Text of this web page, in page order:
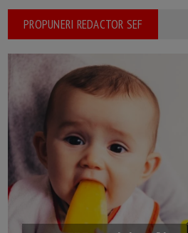
PROPUNERI REDACTOR SEF